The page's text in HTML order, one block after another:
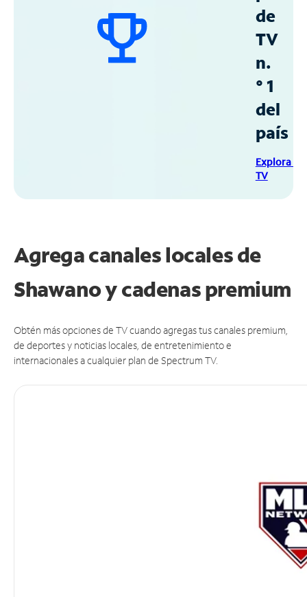
de
TV
n.
° 1
del
país
Explora
TV
Agrega canales locales de
Shawano y cadenas premium
Obtén más opciones de TV cuando agregas tus canales premium,
de deportes y noticias locales, de entretenimiento e
internacionales a cualquier plan de Spectrum TV.